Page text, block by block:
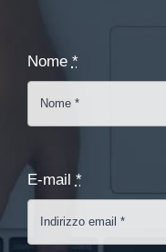
Nome *
E-mail *